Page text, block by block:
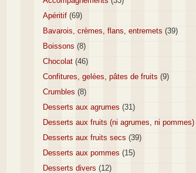
Apéritif (69)
Bavarois, crèmes, flans, entremets (39)
Boissons (8)
Chocolat (46)
Confitures, gelées, pâtes de fruits (9)
Crumbles (8)
Desserts aux agrumes (31)
Desserts aux fruits (ni agrumes, ni pommes)
Desserts aux fruits secs (39)
Desserts aux pommes (15)
Desserts divers (12)